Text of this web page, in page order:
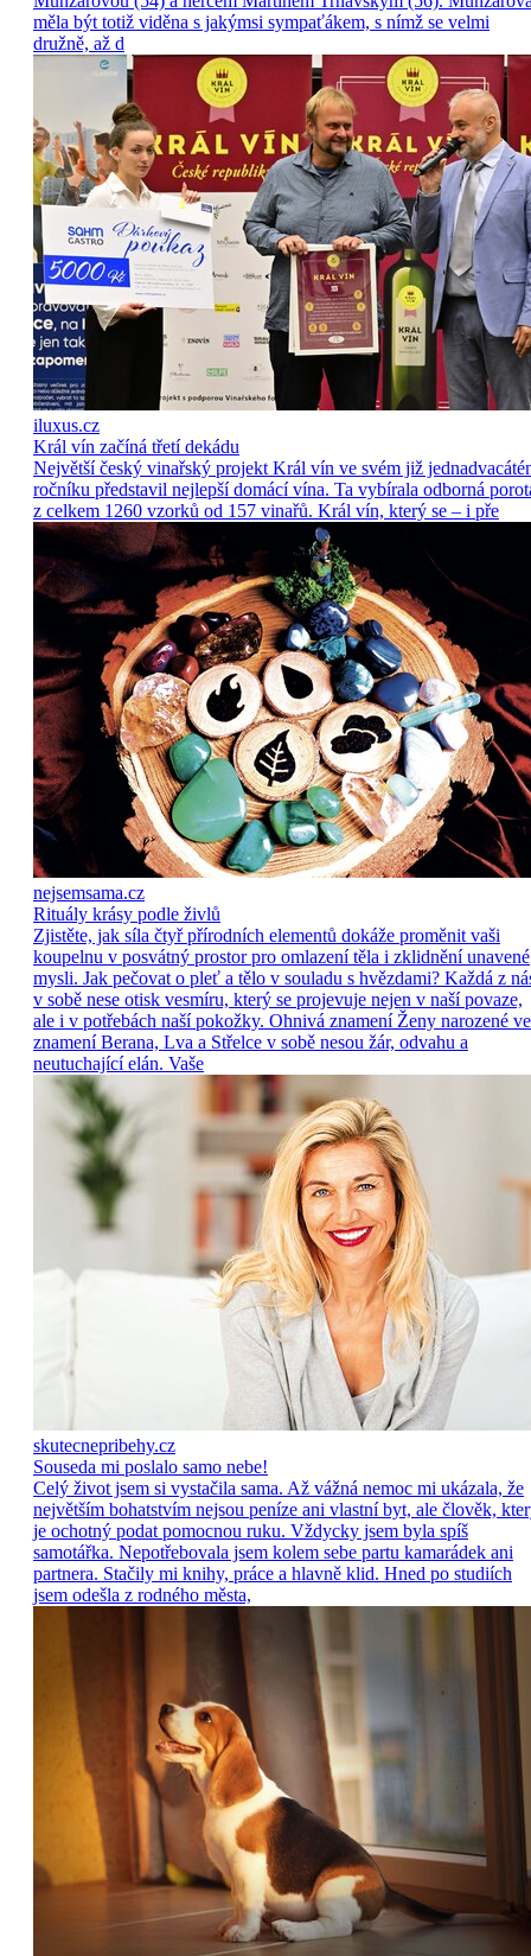
měla být totiž viděna s jakýmsi sympaťákem, s nímž se velmi
družně, až d
iluxus.cz
Král vín začíná třetí dekádu
Největší český vinařský projekt Král vín ve svém již
ročníku představil nejlepší domácí vína. Ta vybírala odborná
z celkem 1260 vzorků od 157 vinařů. Král vín, který se – i pře
nejsemsama.cz
Rituály krásy podle živlů
Zjistěte, jak síla čtyř přírodních elementů dokáže proměnit vaši
koupelnu v posvátný prostor pro omlazení těla i zklidnění unavené
mysli. Jak pečovat o pleť a tělo v souladu s hvězdami? Každá z
v sobě nese otisk vesmíru, který se projevuje nejen v naší povaze,
ale i v potřebách naší pokožky. Ohnivá znamení Ženy narozené ve
znamení Berana, Lva a Střelce v sobě nesou žár, odvahu a
neutuchající elán. Vaše
skutecnepribehy.cz
Souseda mi poslalo samo nebe!
Celý život jsem si vystačila sama. Až vážná nemoc mi ukázala, že
největším bohatstvím nejsou peníze ani vlastní byt, ale člověk,
je ochotný podat pomocnou ruku. Vždycky jsem byla spíš
samotářka. Nepotřebovala jsem kolem sebe partu kamarádek ani
partnera. Stačily mi knihy, práce a hlavně klid. Hned po studiích
jsem odešla z rodného města,